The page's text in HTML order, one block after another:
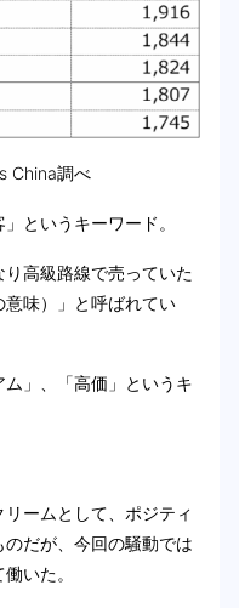
China調べ
というキーワード。
高級路線で売っていた
味）」と呼ばれてい
」、「高価」というキ
ームとして、ポジティ
だが、今回の騒動では
いた。